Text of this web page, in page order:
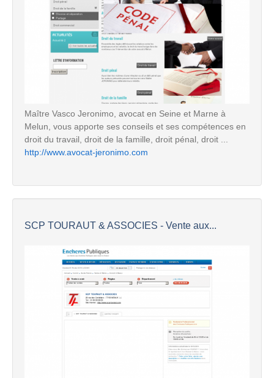
Maître Vasco Jeronimo, avocat en Seine et Marne à
Melun, vous apporte ses conseils et ses compétences en
droit du travail, droit de la famille, droit pénal, droit ...
http://www.avocat-jeronimo.com
SCP TOURAUT & ASSOCIES - Vente aux...